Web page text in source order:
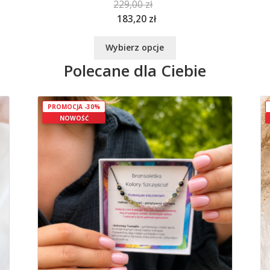
229,00zł
183,20 zł
Wybierz opcje
ma
wariantów.
Opcje
można
wybrać
na
stronie
produktu
Polecane dla Ciebie
NOWOŚĆ
PROMOCJA -30%